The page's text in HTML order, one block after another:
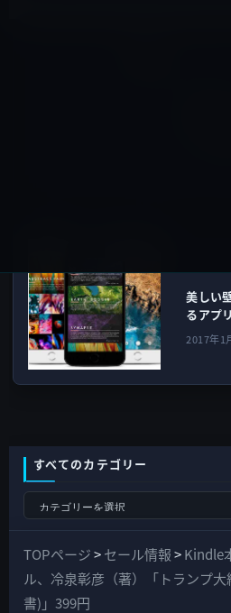
美しい
るアプ
2017年1
すべてのカテゴリー
て
の
カ
TOPページ>セール情報>Kindle
ル、冷泉彰彦（著）「トランプ
書)」399円